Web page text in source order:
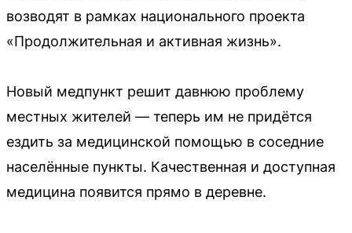
возводят в рамках национального проекта
«Продолжительная и активная жизнь».
Новый медпункт решит давнюю проблему
местных жителей — теперь им не придётся
ездить за медицинской помощью в соседние
населённые пункты. Качественная и доступная
медицина появится прямо в деревне.